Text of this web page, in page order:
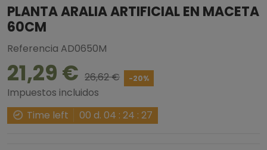
PLANTA ARALIA ARTIFICIAL EN MACETA
60CM
Referencia AD0650M
21,29 € 26,62 € -20%
Impuestos incluidos
Time left
00 d. 04 : 24 : 27